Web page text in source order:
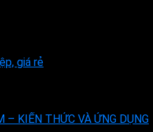
giá rẻ
– KIẾN THỨC VÀ ỨNG DỤNG